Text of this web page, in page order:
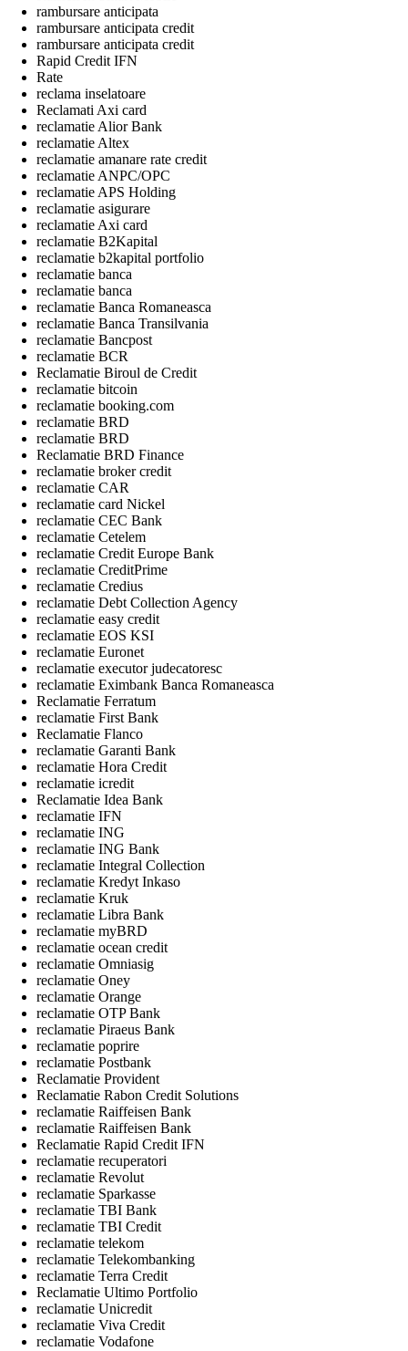
rambursare anticipata
rambursare anticipata credit
rambursare anticipata credit
Rapid Credit IFN
Rate
reclama inselatoare
Reclamati Axi card
reclamatie Alior Bank
reclamatie Altex
reclamatie amanare rate credit
reclamatie ANPC/OPC
reclamatie APS Holding
reclamatie asigurare
reclamatie Axi card
reclamatie B2Kapital
reclamatie b2kapital portfolio
reclamatie banca
reclamatie banca
reclamatie Banca Romaneasca
reclamatie Banca Transilvania
reclamatie Bancpost
reclamatie BCR
Reclamatie Biroul de Credit
reclamatie bitcoin
reclamatie booking.com
reclamatie BRD
reclamatie BRD
Reclamatie BRD Finance
reclamatie broker credit
reclamatie CAR
reclamatie card Nickel
reclamatie CEC Bank
reclamatie Cetelem
reclamatie Credit Europe Bank
reclamatie CreditPrime
reclamatie Credius
reclamatie Debt Collection Agency
reclamatie easy credit
reclamatie EOS KSI
reclamatie Euronet
reclamatie executor judecatoresc
reclamatie Eximbank Banca Romaneasca
Reclamatie Ferratum
reclamatie First Bank
Reclamatie Flanco
reclamatie Garanti Bank
reclamatie Hora Credit
reclamatie icredit
Reclamatie Idea Bank
reclamatie IFN
reclamatie ING
reclamatie ING Bank
reclamatie Integral Collection
reclamatie Kredyt Inkaso
reclamatie Kruk
reclamatie Libra Bank
reclamatie myBRD
reclamatie ocean credit
reclamatie Omniasig
reclamatie Oney
reclamatie Orange
reclamatie OTP Bank
reclamatie Piraeus Bank
reclamatie poprire
reclamatie Postbank
Reclamatie Provident
Reclamatie Rabon Credit Solutions
reclamatie Raiffeisen Bank
reclamatie Raiffeisen Bank
Reclamatie Rapid Credit IFN
reclamatie recuperatori
reclamatie Revolut
reclamatie Sparkasse
reclamatie TBI Bank
reclamatie TBI Credit
reclamatie telekom
reclamatie Telekombanking
reclamatie Terra Credit
Reclamatie Ultimo Portfolio
reclamatie Unicredit
reclamatie Viva Credit
reclamatie Vodafone